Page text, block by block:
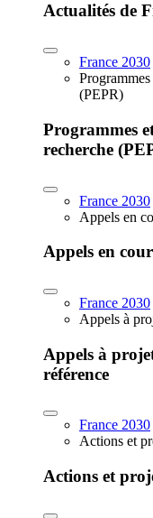
Actualités de
France 2030
(PEPR)
Programmes
recherche
France 2030
Appels en
Appels en
France 2030
Appels à
Appels à
référence
France 2030
Actions et
Actions et